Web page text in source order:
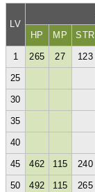
LV
HP MP STR
1 265 27 123
25
30
35
40
45 462 115 240
50 492 115 265